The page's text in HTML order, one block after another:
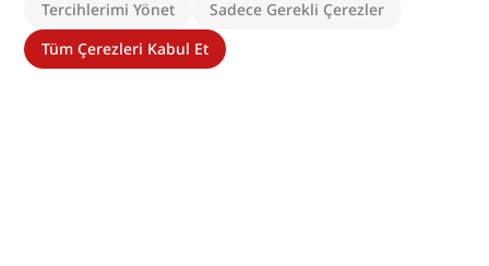
Tercihlerimi Yönet
Sadece Gerekli Çerezler
Tüm Çerezleri Kabul Et